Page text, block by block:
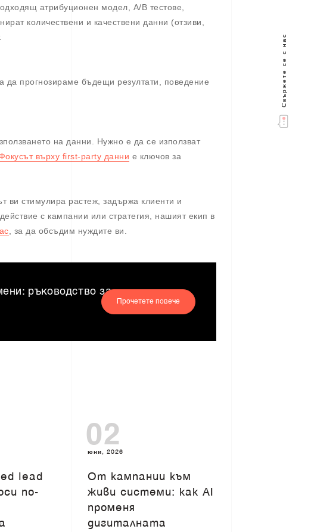
Свържете се с нас
атрибуционен модел, A/B тестове,
количествени и качествени данни (отзиви,
да прогнозираме бъдещи резултати, поведение
на данни. Нужно е да се използват
върху first-party данни е ключов за
ви стимулира растеж, задържа клиенти и
с кампании или стратегия, нашият екип в
, за да обсъдим нуждите ви.
ръководство за
Прочетете повече
lead
по-
02
юни, 2026
От кампании към
живи системи: как AI
променя
дигиталната